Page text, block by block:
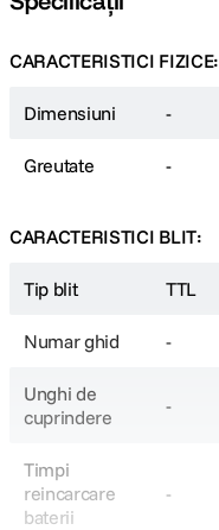
CARACTERISTICI FIZICE:
Dimensiuni -
Greutate -
CARACTERISTICI BLIT:
Tip blit TTL
Numar ghid -
Unghi de
cuprindere
-
Timpi
reincarcare
baterii
-